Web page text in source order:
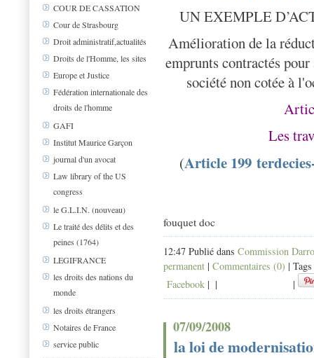
COUR DE CASSATION
Cour de Strasbourg
Droit administratif,actualités
Droits de l'Homme, les sites
Europe et Justice
Fédération internationale des
droits de l'homme
GAFI
Institut Maurice Garçon
journal d'un avocat
Law library of the US
congress
le G.L.I.N. (nouveau)
Le traité des délits et des
peines (1764)
LEGIFRANCE
les droits des nations du
monde
les droits étrangers
Notaires de France
service public
UN EXEMPLE
Amélioration de la
emprunts contractés
société non cotée à
Les
(Article 199
fouquet doc
12:47 Publié dans Commission
permanent | Commentaires (0) |
Facebook | | |
07/09/2008
la loi de